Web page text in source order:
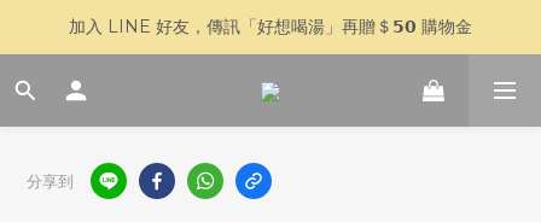
🥣 父親節快閃 𝟳 天｜全館 $𝟴𝟴𝟴 全家超取免運
加入 LINE 好友，傳訊「好想喝湯」再贈＄𝟱𝟬 購物金
🥣 父親節快閃 𝟳 天｜全館 $𝟴𝟴𝟴 全家超取免運
分享到